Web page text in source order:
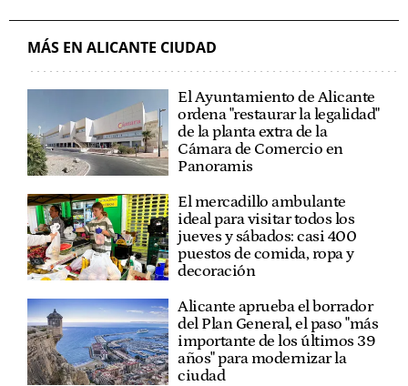
MÁS EN ALICANTE CIUDAD
El Ayuntamiento de Alicante
ordena "restaurar la legalidad"
de la planta extra de la
Cámara de Comercio en
Panoramis
El mercadillo ambulante
ideal para visitar todos los
jueves y sábados: casi 400
puestos de comida, ropa y
decoración
Alicante aprueba el borrador
del Plan General, el paso "más
importante de los últimos 39
años" para modernizar la
ciudad